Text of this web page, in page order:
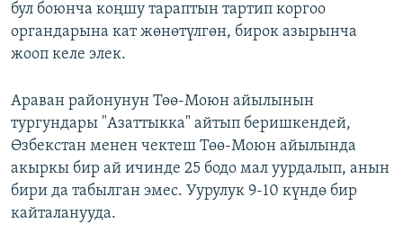
ЭЕ/АРнун бардык сайттары
бул боюнча коңшу тараптын тартип коргоо
органдарына кат жөнөтүлгөн, бирок азырынча
жооп келе элек.
Араван районунун Төө-Моюн айылынын
тургундары "Азаттыкка" айтып беришкендей,
Өзбекстан менен чектеш Төө-Моюн айылында
акыркы бир ай ичинде 25 бодо мал уурдалып, анын
бири да табылган эмес. Уурулук 9-10 күндө бир
кайталанууда.